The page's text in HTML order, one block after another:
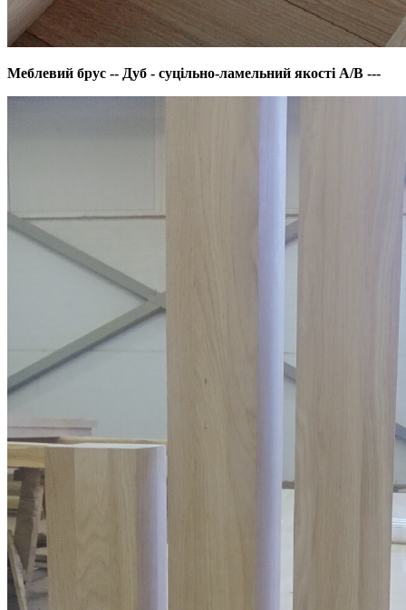
Меблевий брус -- Дуб - суцільно-ламельний якості А/В ---